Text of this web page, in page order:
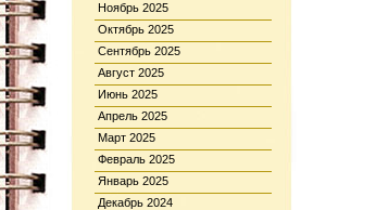
Ноябрь 2025
Октябрь 2025
Сентябрь 2025
Август 2025
Июнь 2025
Апрель 2025
Март 2025
Февраль 2025
Январь 2025
Декабрь 2024